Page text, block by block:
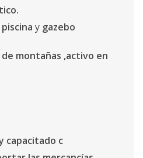
y gazebo
montañas ,activo en
capacitado c